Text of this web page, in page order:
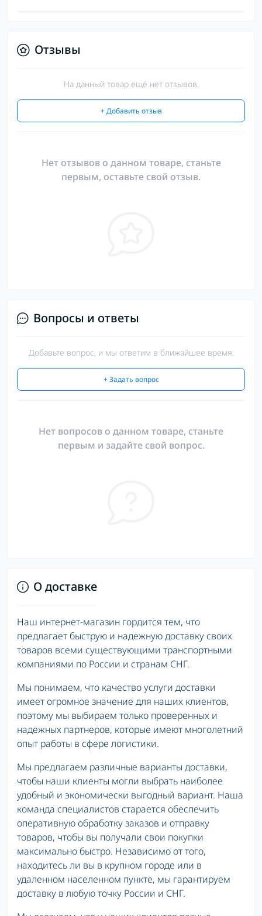
Отзывы
На данный товар ещё нет отзывов.
+ Добавить отзыв
Нет отзывов о данном товаре, станьте
первым, оставьте свой отзыв.
Вопросы и ответы
Добавьте вопрос, и мы ответим в ближайшее время.
+ Задать вопрос
Нет вопросов о данном товаре, станьте
первым и задайте свой вопрос.
О доставке
Наш интернет-магазин гордится тем, что
предлагает быструю и надежную доставку своих
товаров всеми существующими транспортными
компаниями по России и странам СНГ.
Мы понимаем, что качество услуги доставки
имеет огромное значение для наших клиентов,
поэтому мы выбираем только проверенных и
надежных партнеров, которые имеют многолетний
опыт работы в сфере логистики.
Мы предлагаем различные варианты доставки,
чтобы наши клиенты могли выбрать наиболее
удобный и экономически выгодный вариант. Наша
команда специалистов старается обеспечить
оперативную обработку заказов и отправку
товаров, чтобы вы получали свои покупки
максимально быстро. Независимо от того,
находитесь ли вы в крупном городе или в
удаленном населенном пункте, мы гарантируем
доставку в любую точку России и СНГ.